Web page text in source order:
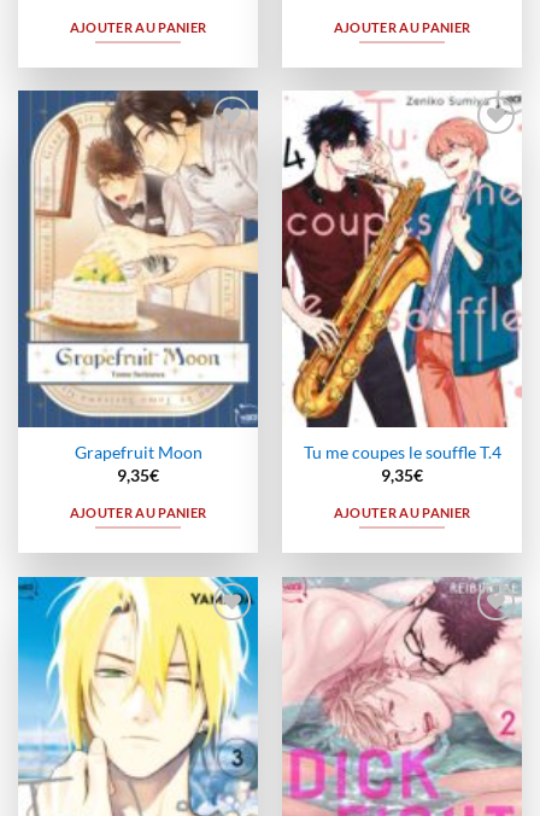
AJOUTER AU PANIER AJOUTER AU PANIER
Ajouter
à la
wishlist
Grapefruit Moon
9,35€
AJOUTER AU PANIER
Ajouter
à la
wishlist
Tu me coupes le souffle T.4
9,35€
AJOUTER AU PANIER
Ajouter
à la
wishlist
Ajouter
à la
wishlist